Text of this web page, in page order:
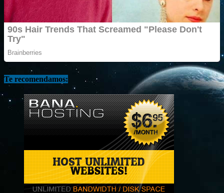
Te recomendamos: